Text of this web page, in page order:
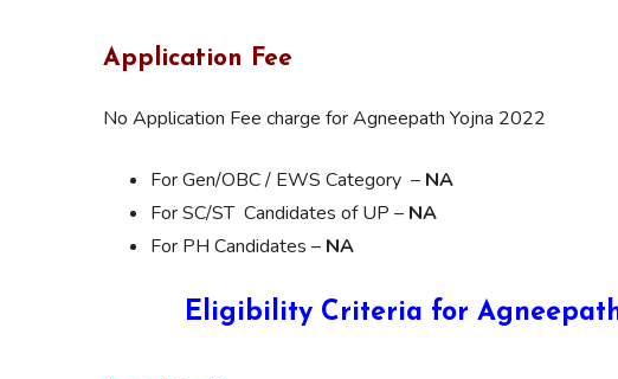
Application Fee
No Application Fee charge for Agneepath Yojna 2022
For Gen/OBC / EWS Category – NA
For SC/ST Candidates of UP – NA
For PH Candidates – NA
Eligibility Criteria for